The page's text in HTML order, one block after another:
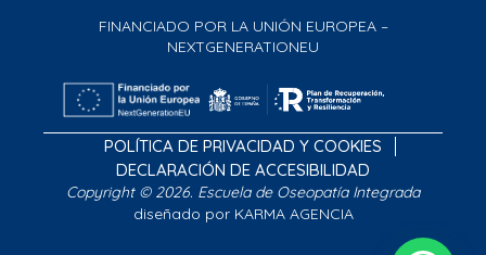
FINANCIADO POR LA UNIÓN EUROPEA –
NEXTGENERATIONEU
POLÍTICA DE PRIVACIDAD Y COOKIES
DECLARACIÓN DE ACCESIBILIDAD
Copyright © 2026. Escuela de Oseopatía Integrada
diseñado por KARMA AGENCIA